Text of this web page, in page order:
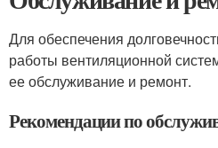
Для обеспечения
работы вентиляционной
ее обслуживание и ремонт.
Рекомендации по